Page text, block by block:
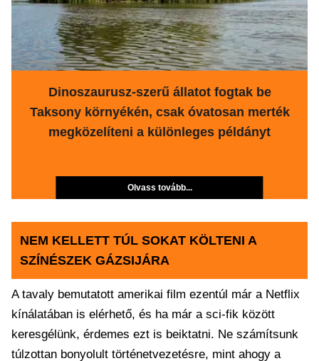
Dinoszaurusz-szerű állatot fogtak be
Taksony környékén, csak óvatosan merték
megközelíteni a különleges példányt
Olvass tovább...
NEM KELLETT TÚL SOKAT KÖLTENI A
SZÍNÉSZEK GÁZSIJÁRA
A tavaly bemutatott amerikai film ezentúl már a Netflix
kínálatában is elérhető, és ha már a sci-fik között
keresgélünk, érdemes ezt is beiktatni. Ne számítsunk
túlzottan bonyolult történetvezetésre, mint ahogy a